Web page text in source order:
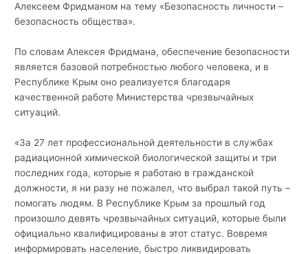
Алексеем Фридманом на тему «Безопасность личности –
безопасность общества».
По словам Алексея Фридмана, обеспечение безопасности
является базовой потребностью любого человека, и в
Республике Крым оно реализуется благодаря
качественной работе Министерства чрезвычайных
ситуаций.
«За 27 лет профессиональной деятельности в службах
радиационной химической биологической защиты и три
последних года, которые я работаю в гражданской
должности, я ни разу не пожалел, что выбрал такой путь –
помогать людям. В Республике Крым за прошлый год
произошло девять чрезвычайных ситуаций, которые были
официально квалифицированы в этот статус. Вовремя
информировать население, быстро ликвидировать